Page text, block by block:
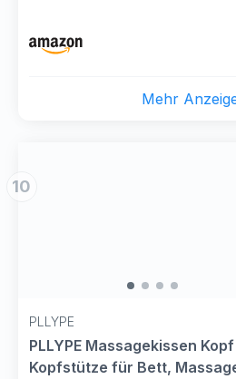
Hausschuhe für Hotel Salon
Reisen Damen Herren (Weiß)
Mehr
10
PLLYPE
PLLYPE Massagekissen
Kopfstütze für Bett,